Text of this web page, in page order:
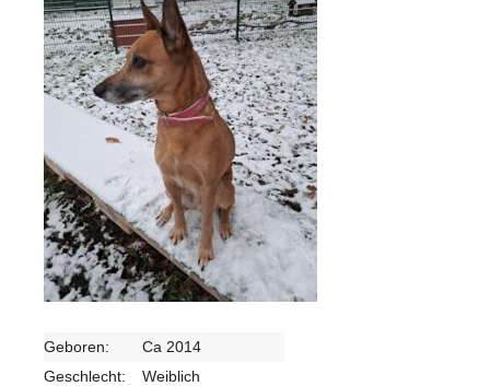
Geboren:
Ca 2014
Geschlecht:
Weiblich